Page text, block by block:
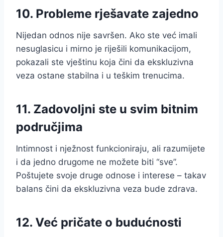
10. Probleme rješavate zajedno
Nijedan odnos nije savršen. Ako ste već imali
nesuglasicu i mirno je riješili komunikacijom,
pokazali ste vještinu koja čini da ekskluzivna
veza ostane stabilna i u teškim trenucima.
11. Zadovoljni ste u svim bitnim
područjima
Intimnost i nježnost funkcioniraju, ali razumijete
i da jedno drugome ne možete biti “sve”.
Poštujete svoje druge odnose i interese – takav
balans čini da ekskluzivna veza bude zdrava.
12. Već pričate o budućnosti